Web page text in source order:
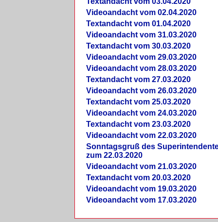
Videoandacht vom 02.04.2020
Textandacht vom 01.04.2020
Videoandacht vom 31.03.2020
Textandacht vom 30.03.2020
Videoandacht vom 29.03.2020
Videoandacht vom 28.03.2020
Textandacht vom 27.03.2020
Videoandacht vom 26.03.2020
Textandacht vom 25.03.2020
Videoandacht vom 24.03.2020
Textandacht vom 23.03.2020
Videoandacht vom 22.03.2020
Sonntagsgruß des
zum 22.03.2020
Videoandacht vom 21.03.2020
Textandacht vom 20.03.2020
Videoandacht vom 19.03.2020
Videoandacht vom 17.03.2020